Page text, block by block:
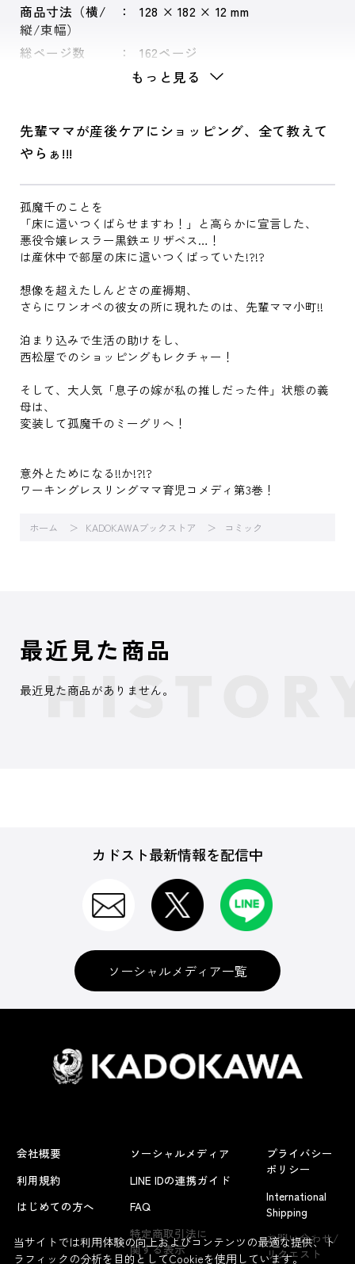
商品寸法（横/
縦/束幅）
128 × 182 × 12 mm
総ページ数 162ページ
もっと見る
先輩ママが産後ケアにショッピング、全て教えて
やらぁ!!!
孤魔千のことを
「床に這いつくばらせますわ！」と高らかに宣言した、
悪役令嬢レスラー黒鉄エリザベス…！
は産休中で部屋の床に這いつくばっていた!?!?
想像を超えたしんどさの産褥期、
さらにワンオペの彼女の所に現れたのは、先輩ママ小町!!
泊まり込みで生活の助けをし、
西松屋でのショッピングもレクチャー！
そして、大人気「息子の嫁が私の推しだった件」状態の義
母は、
変装して孤魔千のミーグリへ！
意外とためになる!!か!?!?
ワーキングレスリングママ育児コメディ第3巻！
ホーム KADOKAWAブックストア コミック
よくあるお問い合わせ
最近見た商品
最近見た商品がありません。
カドスト最新情報を配信中
ソーシャルメディア一覧
会社概要
利用規約
はじめての方へ
ソーシャルメディア
LINE IDの連携ガイド
FAQ
特定商取引法に
関する表示
プライバシー
ポリシー
International
Shipping
お問い合わせ/
リクエスト
当サイトでは利用体験の向上およびコンテンツの最適な提供、ト
ラフィックの分析を目的としてCookieを使用しています。